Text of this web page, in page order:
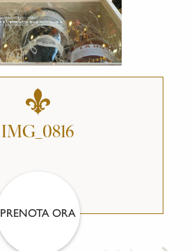
IMG_0816
PRENOTA ORA